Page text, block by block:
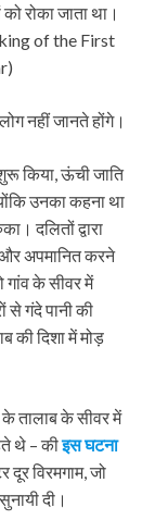
रोका जाता था।
of the First
नहीं जानते होंगे।
किया, ऊंची जाति
उनका कहना था
दलितों द्वारा
और अपमानित करने
गांव के सीवर में
से गंदे पानी की
की दिशा में मोड़
तालाब के सीवर में
थे – कीइस घटना
विरमगाम, जो
दी।